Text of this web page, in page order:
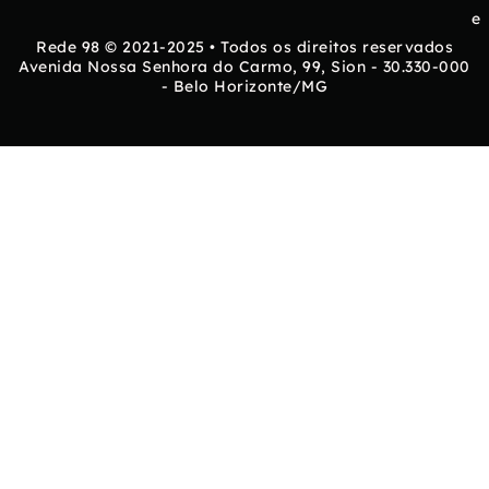
e
Rede 98 © 2021-2025 • Todos os direitos reservados
Avenida Nossa Senhora do Carmo, 99, Sion - 30.330-000
- Belo Horizonte/MG